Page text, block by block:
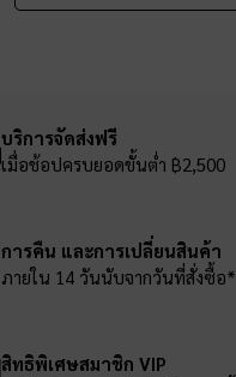
บริการจัดส่งฟรี
เมื่อช้อปครบยอดขั้นต่ำ ฿2,500
การคืน และการเปลี่ยนสินค้า
ภายใน 14 วันนับจากวันที่สั่งซื้อ*
สิทธิพิเศษสมาชิก VIP